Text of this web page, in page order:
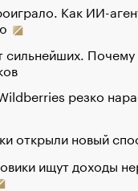
Как ИИ-
резко
открыли новый
ищут доходы